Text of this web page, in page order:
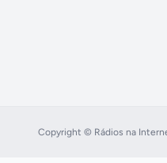
Copyright © Rádios na